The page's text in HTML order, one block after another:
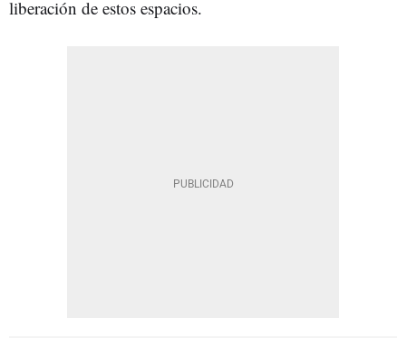
liberación de estos espacios.